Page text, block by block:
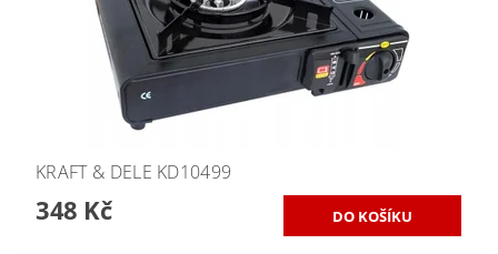
KRAFT & DELE KD10499
348 Kč